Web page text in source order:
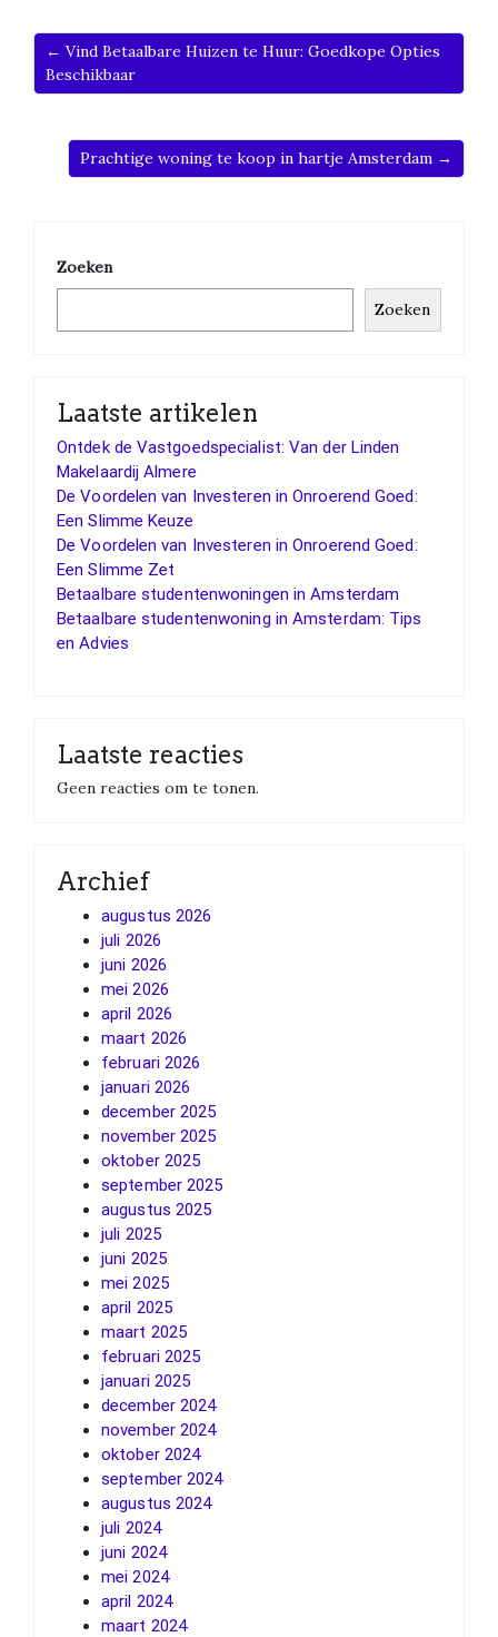
← Vind Betaalbare Huizen te Huur: Goedkope Opties
Beschikbaar
Prachtige woning te koop in hartje Amsterdam →
Zoeken
Zoeken
Laatste artikelen
Ontdek de Vastgoedspecialist: Van der Linden
Makelaardij Almere
De Voordelen van Investeren in Onroerend Goed:
Een Slimme Keuze
De Voordelen van Investeren in Onroerend Goed:
Een Slimme Zet
Betaalbare studentenwoningen in Amsterdam
Betaalbare studentenwoning in Amsterdam: Tips
en Advies
Laatste reacties
Geen reacties om te tonen.
Archief
augustus 2026
juli 2026
juni 2026
mei 2026
april 2026
maart 2026
februari 2026
januari 2026
december 2025
november 2025
oktober 2025
september 2025
augustus 2025
juli 2025
juni 2025
mei 2025
april 2025
maart 2025
februari 2025
januari 2025
december 2024
november 2024
oktober 2024
september 2024
augustus 2024
juli 2024
juni 2024
mei 2024
april 2024
maart 2024